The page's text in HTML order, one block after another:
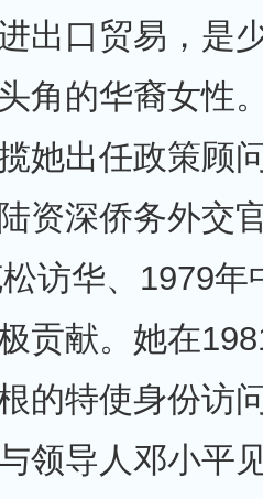
出口贸易，是
角的华裔女性
她出任政策顾
资深侨务外交
访华、1979年
贡献。她在
的特使身份访
领导人邓小平